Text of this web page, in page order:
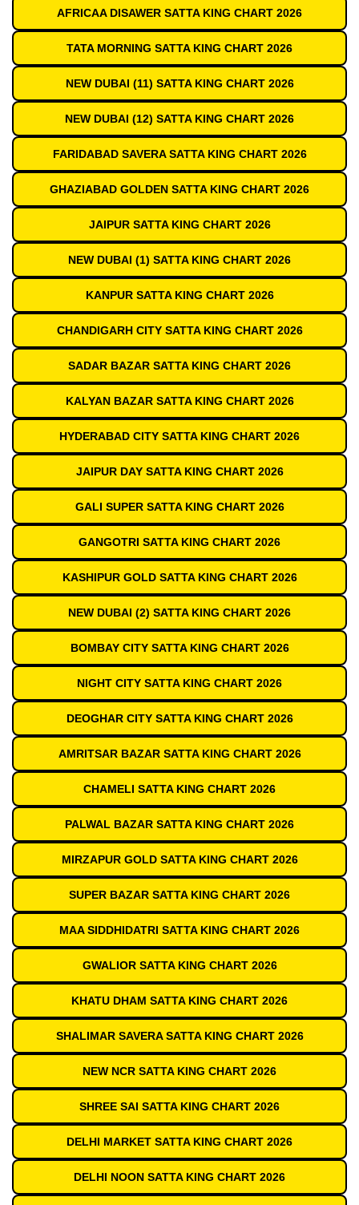
AFRICAA DISAWER SATTA KING CHART 2026
TATA MORNING SATTA KING CHART 2026
NEW DUBAI (11) SATTA KING CHART 2026
NEW DUBAI (12) SATTA KING CHART 2026
FARIDABAD SAVERA SATTA KING CHART 2026
GHAZIABAD GOLDEN SATTA KING CHART 2026
JAIPUR SATTA KING CHART 2026
NEW DUBAI (1) SATTA KING CHART 2026
KANPUR SATTA KING CHART 2026
CHANDIGARH CITY SATTA KING CHART 2026
SADAR BAZAR SATTA KING CHART 2026
KALYAN BAZAR SATTA KING CHART 2026
HYDERABAD CITY SATTA KING CHART 2026
JAIPUR DAY SATTA KING CHART 2026
GALI SUPER SATTA KING CHART 2026
GANGOTRI SATTA KING CHART 2026
KASHIPUR GOLD SATTA KING CHART 2026
NEW DUBAI (2) SATTA KING CHART 2026
BOMBAY CITY SATTA KING CHART 2026
NIGHT CITY SATTA KING CHART 2026
DEOGHAR CITY SATTA KING CHART 2026
AMRITSAR BAZAR SATTA KING CHART 2026
CHAMELI SATTA KING CHART 2026
PALWAL BAZAR SATTA KING CHART 2026
MIRZAPUR GOLD SATTA KING CHART 2026
SUPER BAZAR SATTA KING CHART 2026
MAA SIDDHIDATRI SATTA KING CHART 2026
GWALIOR SATTA KING CHART 2026
KHATU DHAM SATTA KING CHART 2026
SHALIMAR SAVERA SATTA KING CHART 2026
NEW NCR SATTA KING CHART 2026
SHREE SAI SATTA KING CHART 2026
DELHI MARKET SATTA KING CHART 2026
DELHI NOON SATTA KING CHART 2026